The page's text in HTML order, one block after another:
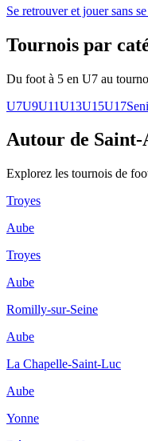
Se retrouver et jouer sans
Tournois par
Du foot à 5 en U7 au
U7U9U11U13U15U17
Autour de Saint-
Explorez les tournois de
Troyes
Aube
Troyes
Aube
Romilly-sur-Seine
Aube
La Chapelle-Saint-Luc
Aube
Yonne